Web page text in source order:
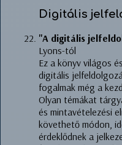
Digitális
"A digitális
Lyons-tól
Ez a könyv világos
digitális
fogalmak még a
Olyan témákat
és mintavételezési
követhető módon,
érdeklődnek a